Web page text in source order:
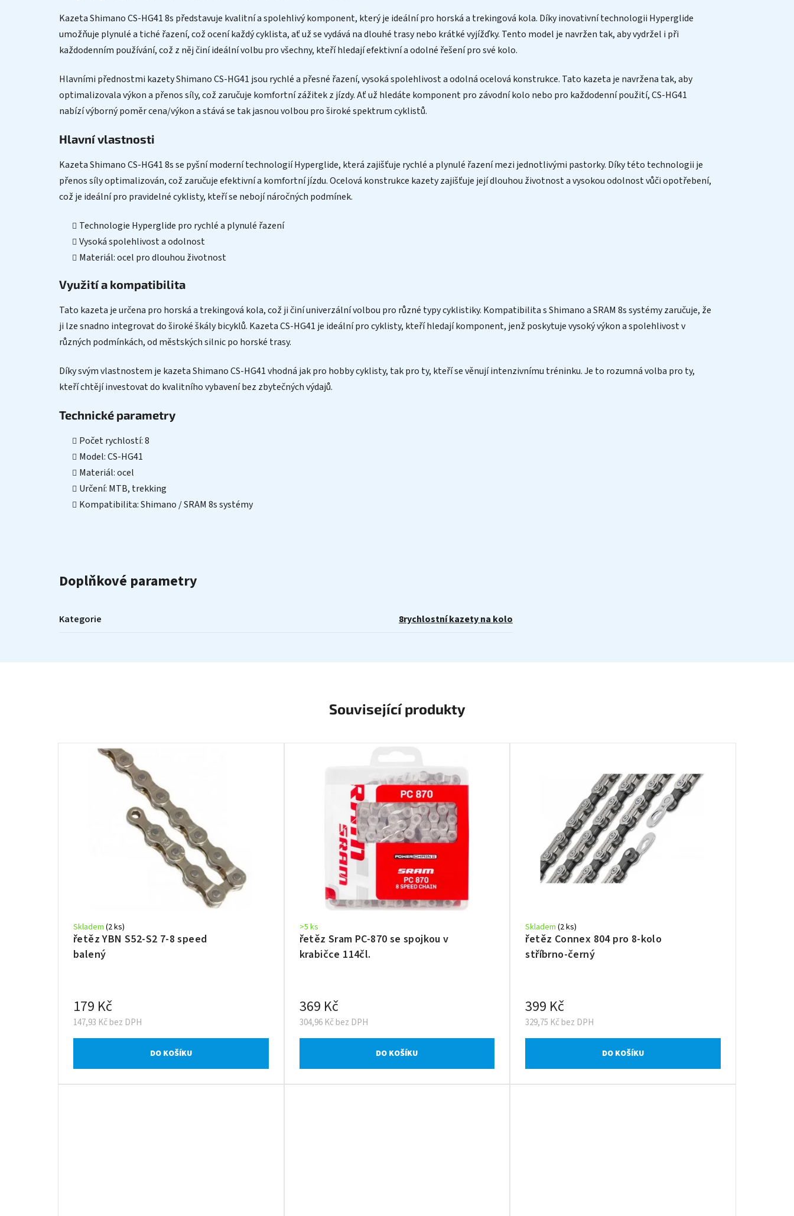
Kazeta Shimano CS-HG41 8s představuje kvalitní a spolehlivý komponent, který je ideální pro horská a trekingová kola. Díky inovativní technologii Hyperglide
umožňuje plynulé a tiché řazení, což ocení každý cyklista, ať už se vydává na dlouhé trasy nebo krátké vyjížďky. Tento model je navržen tak, aby vydržel i při
každodenním používání, což z něj činí ideální volbu pro všechny, kteří hledají efektivní a odolné řešení pro své kolo.
Hlavními přednostmi kazety Shimano CS-HG41 jsou rychlé a přesné řazení, vysoká spolehlivost a odolná ocelová konstrukce. Tato kazeta je navržena tak, aby
optimalizovala výkon a přenos síly, což zaručuje komfortní zážitek z jízdy. Ať už hledáte komponent pro závodní kolo nebo pro každodenní použití, CS-HG41
nabízí výborný poměr cena/výkon a stává se tak jasnou volbou pro široké spektrum cyklistů.
Hlavní vlastnosti
Kazeta Shimano CS-HG41 8s se pyšní moderní technologií Hyperglide, která zajišťuje rychlé a plynulé řazení mezi jednotlivými pastorky. Díky této technologii je
přenos síly optimalizován, což zaručuje efektivní a komfortní jízdu. Ocelová konstrukce kazety zajišťuje její dlouhou životnost a vysokou odolnost vůči opotřebení,
což je ideální pro pravidelné cyklisty, kteří se nebojí náročných podmínek.
Technologie Hyperglide pro rychlé a plynulé řazení
Vysoká spolehlivost a odolnost
Materiál: ocel pro dlouhou životnost
Využití a kompatibilita
Tato kazeta je určena pro horská a trekingová kola, což ji činí univerzální volbou pro různé typy cyklistiky. Kompatibilita s Shimano a SRAM 8s systémy zaručuje, že
ji lze snadno integrovat do široké škály bicyklů. Kazeta CS-HG41 je ideální pro cyklisty, kteří hledají komponent, jenž poskytuje vysoký výkon a spolehlivost v
různých podmínkách, od městských silnic po horské trasy.
Díky svým vlastnostem je kazeta Shimano CS-HG41 vhodná jak pro hobby cyklisty, tak pro ty, kteří se věnují intenzivnímu tréninku. Je to rozumná volba pro ty,
kteří chtějí investovat do kvalitního vybavení bez zbytečných výdajů.
Technické parametry
Počet rychlostí: 8
Model: CS-HG41
Materiál: ocel
Určení: MTB, trekking
Kompatibilita: Shimano / SRAM 8s systémy
Doplňkové parametry
Kategorie 8rychlostní kazety na kolo
Související produkty
řetěz YBN S52-S2 7-8 speed
balený
Skladem (2 ks)
147,93 Kč bez DPH
179 Kč
DO KOŠÍKU
řetěz Sram PC-870 se spojkou v
krabičce 114čl.
>5 ks
304,96 Kč bez DPH
369 Kč
DO KOŠÍKU
řetěz Connex 804 pro 8-kolo
stříbrno-černý
Skladem(2 ks)
329,75 Kč bez DPH
399 Kč
DO KOŠÍKU